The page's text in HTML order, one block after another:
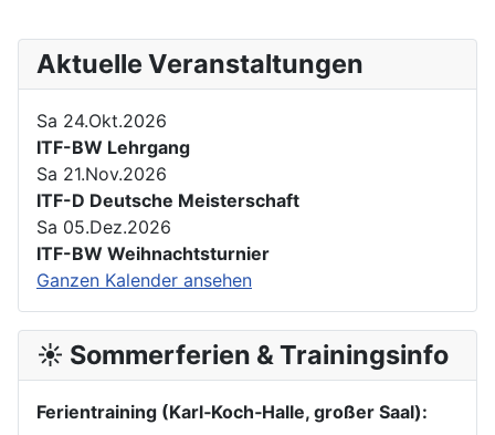
Aktuelle Veranstaltungen
Sa 24.Okt.2026
ITF-BW Lehrgang
Sa 21.Nov.2026
ITF-D Deutsche Meisterschaft
Sa 05.Dez.2026
ITF-BW Weihnachtsturnier
Ganzen Kalender ansehen
☀️ Sommerferien & Trainingsinfo
Ferientraining (Karl‑Koch‑Halle, großer Saal):